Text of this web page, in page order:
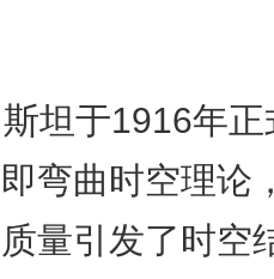
斯坦于1916年
弯曲时空理论
量引发了时空